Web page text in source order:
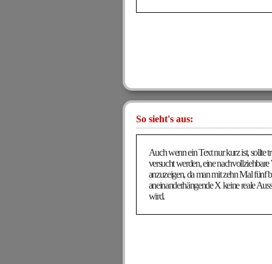
So sieht's aus:
Auch wenn ein Text nur kurz ist, sollte
versucht werden, eine
anzuzeigen, da man mit zehn Mal fünf
aneinanderhängende X keine reale
wird.